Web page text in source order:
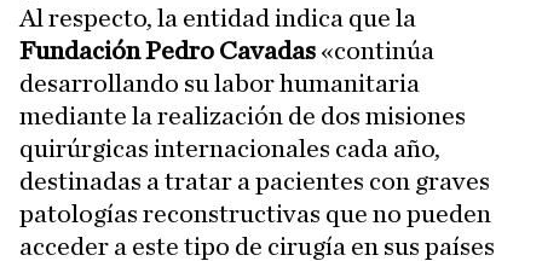
Al respecto, la entidad indica que la
Fundación Pedro Cavadas «continúa
desarrollando su labor humanitaria
mediante la realización de dos misiones
quirúrgicas internacionales cada año,
destinadas a tratar a pacientes con graves
patologías reconstructivas que no pueden
acceder a este tipo de cirugía en sus países